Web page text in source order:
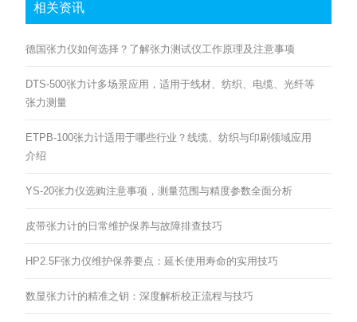
相关资讯
德国张力仪如何选择？了解张力测试仪工作原理及注意事项
DTS-500张力计多场景应用，适用于线材、纺织、电缆、光纤等
张力测量
ETPB-100张力计适用于哪些行业？线缆、纺织与印刷领域应用
介绍
YS-20张力仪选购注意事项，测量范围与精度参数全面分析
皮带张力计的日常维护保养与故障排查技巧
HP2.5F张力仪维护保养要点：延长使用寿命的实用技巧
数显张力计的精准之钥：深度解析校正流程与技巧